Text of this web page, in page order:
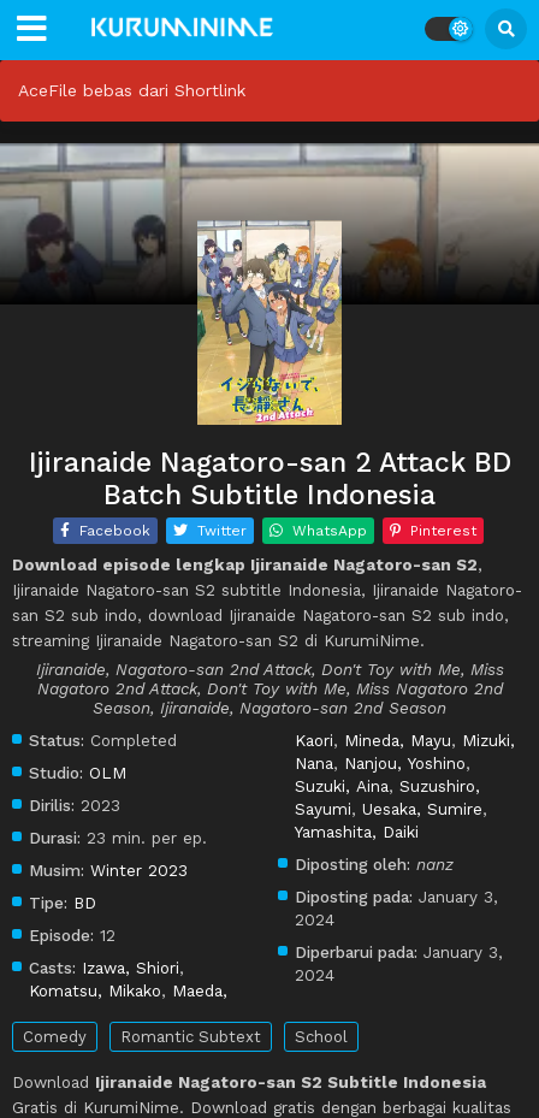
AceFile bebas dari Shortlink
Ijiranaide Nagatoro-san 2 Attack BD
Batch Subtitle Indonesia
Facebook Twitter WhatsApp Pinterest
Download episode lengkap Ijiranaide Nagatoro-san S2,
Ijiranaide Nagatoro-san S2 subtitle Indonesia, Ijiranaide Nagatoro-
san S2 sub indo, download Ijiranaide Nagatoro-san S2 sub indo,
streaming Ijiranaide Nagatoro-san S2 di KurumiNime.
Ijiranaide, Nagatoro-san 2nd Attack, Don't Toy with Me, Miss
Nagatoro 2nd Attack, Don't Toy with Me, Miss Nagatoro 2nd
Season, Ijiranaide, Nagatoro-san 2nd Season
Status: Completed
Studio: OLM
Dirilis: 2023
Durasi: 23 min. per ep.
Musim: Winter 2023
Tipe: BD
Episode: 12
Casts: Izawa, Shiori,
Komatsu, Mikako, Maeda,
Kaori, Mineda, Mayu, Mizuki,
Nana, Nanjou, Yoshino,
Suzuki, Aina,Suzushiro,
Sayumi,Uesaka, Sumire,
Yamashita, Daiki
Diposting oleh: nanz
Diposting pada: January 3,
2024
Diperbarui pada: January 3,
2024
Comedy Romantic Subtext School
Download Ijiranaide Nagatoro-san S2 Subtitle Indonesia
Gratis di KurumiNime. Download gratis dengan berbagai kualitas